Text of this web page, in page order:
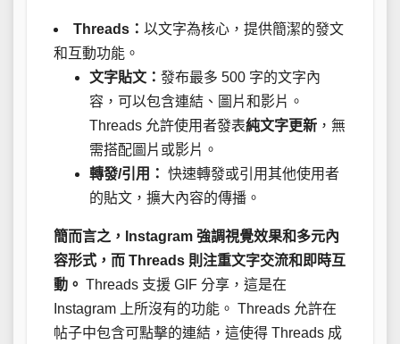
Threads： 以文字為核心，提供簡潔的發文
和互動功能。
文字貼文： 發布最多 500 字的文字內
容，可以包含連結、圖片和影片。
Threads 允許使用者發表純文字更新 ，無
需搭配圖片或影片。
轉發/引用： 快速轉發或引用其他使用者
的貼文，擴大內容的傳播。
簡而言之，Instagram 強調視覺效果和多元內
容形式，而 Threads 則注重文字交流和即時互
動。 Threads 支援 GIF 分享，這是在
Instagram 上所沒有的功能。 Threads 允許在
帖子中包含可點擊的連結，這使得 Threads 成